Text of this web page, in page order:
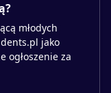
młodych
jako
ogłoszenie za